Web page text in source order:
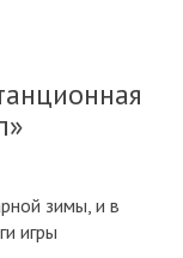
зимы, и в
игры